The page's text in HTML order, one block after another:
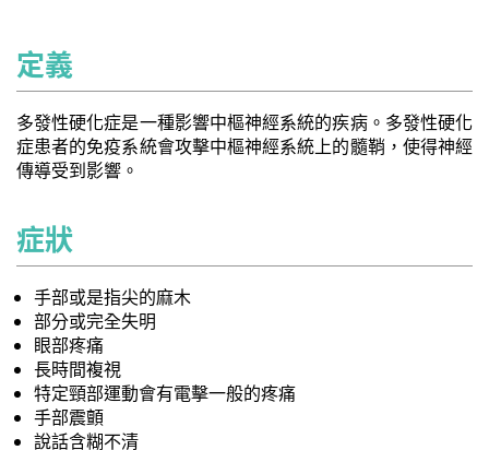
定義
多發性硬化症是一種影響中樞神經系統的疾病。多發性硬化
症患者的免疫系統會攻擊中樞神經系統上的髓鞘，使得神經
傳導受到影響。
症狀
手部或是指尖的麻木
部分或完全失明
眼部疼痛
長時間複視
特定頸部運動會有電擊一般的疼痛
手部震顫
說話含糊不清